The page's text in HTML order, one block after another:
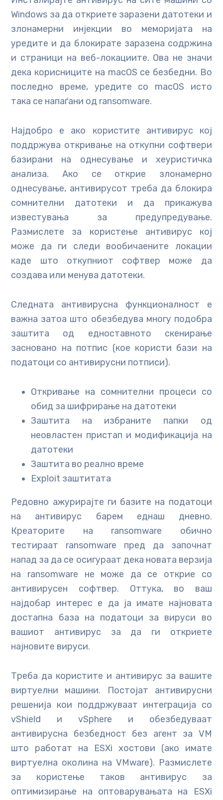
Windows за да откриете заразени датотеки и
злонамерни инјекции во меморијата на
уредите и да блокирате заразена содржина
и страници на веб-локациите. Ова не значи
дека корисниците на macOS се безбедни. Во
последно време, уредите со macOS исто
така се напаѓани од ransomware.
Најдобро е ако користите антивирус кој
поддржува откривање на откупни софтвери
базирани на однесување и хеуристичка
анализа. Ако се открие злонамерно
однесување, антивирусот треба да блокира
сомнителни датотеки и да прикажува
известувања за предупредување.
Размислете за користење антивирус кој
може да ги следи вообичаените локации
каде што откупниот софтвер може да
создава или менува датотеки.
Следната антивирусна функционалност е
важна затоа што обезбедува многу подобра
заштита од едноставното скенирање
засновано на потпис (кое користи бази на
податоци со антивирусни потписи).
Откривање на сомнителни процеси со
обид за шифрирање на датотеки
Заштита на избраните папки од
неовластен пристап и модификација на
датотеки
Заштита во реално време
Exploit заштитата
Редовно ажурирајте ги базите на податоци
на антивирус барем еднаш дневно.
Креаторите на ransomware обично
тестираат ransomware пред да започнат
напад за да се осигураат дека новата верзија
на ransomware не може да се открие со
антивирусен софтвер. Оттука, во ваш
најдобар интерес е да ја имате најновата
достапна база на податоци за вируси во
вашиот антивирус за да ги откриете
најновите вируси.
Треба да користите и антивирус за вашите
виртуелни машини. Постојат антивирусни
решенија кои поддржуваат интеграција со
vShield и vSphere и обезбедуваат
антивирусна безбедност без агент за VM
што работат на ESXi хостови (ако имате
виртуелна околина на VMware). Размислете
за користење таков антивирус за
оптимизирање на оптоварувањата на ESXi